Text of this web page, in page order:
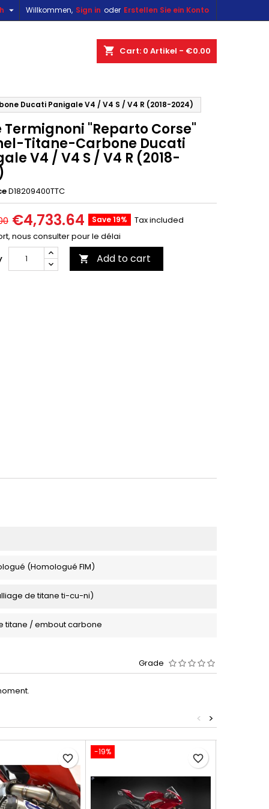
Willkommen, Sign in oder Erstellen Sie ein Konto

shopping_cart Cart: 0 Artikel - €0.00
Ducati Panigale V4 / V4 S / V4 R (2018-2024)
Termignoni "Reparto Corse"
Titane-Carbone Ducati
V4 / V4 S / V4 R (2018-
D18209400TTC
€4,733.64 Save 19%
Tax included
nous consulter pour le délai
 Add to cart
(Homologué FIM)
de titane ti-cu-ni)
titane / embout carbone
Grade
>
<
favorite_border
-19%
favorite_border